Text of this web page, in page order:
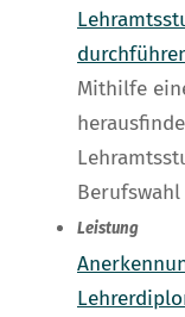
Mithilfe
Leistung